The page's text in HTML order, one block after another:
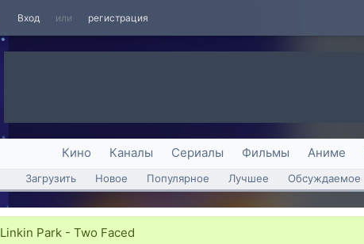
Вход или регистрация
Кино Каналы Сериалы Фильмы Аниме
Загрузить Новое Популярное Лучшее Обсуждаемое
Linkin Park - Two Faced